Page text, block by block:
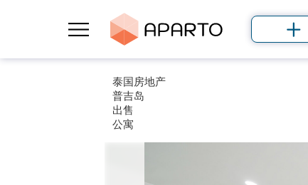
泰国房地产
普吉岛
出售
公寓